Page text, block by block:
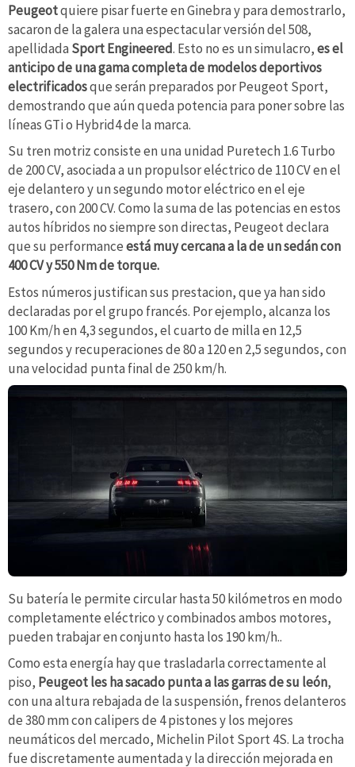
Peugeotquiere pisar fuerte en Ginebra y para demostrarlo,
sacaron de la galera una espectacular versión del 508,
apellidada Sport Engineered. Esto no es un simulacro,es el
anticipo de una gama completa de modelos deportivos
electrificadosque serán preparados por Peugeot Sport,
demostrando que aún queda potencia para poner sobre las
líneas GTi o Hybrid4 de la marca.
Su tren motriz consiste en una unidad Puretech 1.6 Turbo
de 200 CV, asociada a un propulsor eléctrico de 110 CV en el
eje delantero y un segundo motor eléctrico en el eje
trasero, con 200 CV. Como la suma de las potencias en estos
autos híbridos no siempre son directas, Peugeot declara
que su performanceestá muy cercana a la de un sedán con
400 CV y 550 Nm de torque.
Estos números justifican sus prestacion, que ya han sido
declaradas por el grupo francés. Por ejemplo, alcanza los
100 Km/h en 4,3 segundos, el cuarto de milla en 12,5
segundos y recuperaciones de 80 a 120 en 2,5 segundos, con
una velocidad punta final de 250 km/h.
Su batería le permite circular hasta 50 kilómetros en modo
completamente eléctrico y combinados ambos motores,
pueden trabajar en conjunto hasta los 190 km/h..
Como esta energía hay que trasladarla correctamente al
piso, Peugeot les ha sacado punta a las garras de su león,
con una altura rebajada de la suspensión, frenos delanteros
de 380 mm con calipers de 4 pistones y los mejores
neumáticos del mercado, Michelin Pilot Sport 4S. La trocha
fue discretamente aumentada y la dirección mejorada en